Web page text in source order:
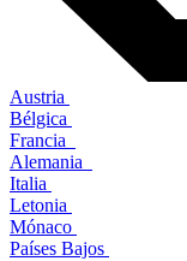
Austria
Bélgica
Francia
Alemania
Italia
Letonia
Mónaco
Países Bajos